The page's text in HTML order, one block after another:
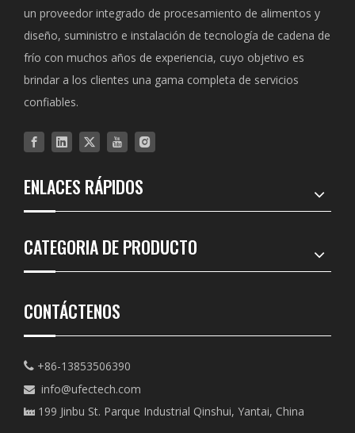
un proveedor integrado de procesamiento de alimentos y
diseño, suministro e instalación de tecnología de cadena de
frío con muchos años de experiencia, cuyo objetivo es
brindar a los clientes una gama completa de servicios
confiables.
ENLACES RÁPIDOS
CATEGORIA DE PRODUCTO
CONTÁCTENOS
 +86-13853506390
 info@ufectech.com
 199 Jinbu St. Parque Industrial Qinshui, Yantai, China